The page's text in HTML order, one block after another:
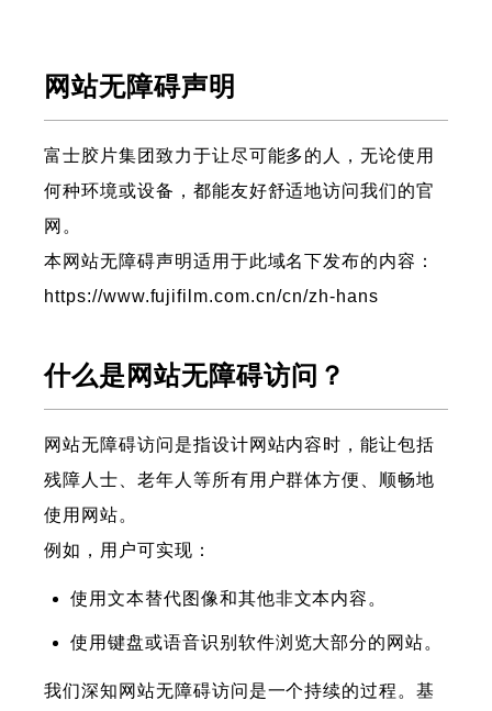
网站无障碍声明
富士胶片集团致力于让尽可能多的人，无论使用
何种环境或设备，都能友好舒适地访问我们的官
网。
本网站无障碍声明适用于此域名下发布的内容：
https://www.fujifilm.com.cn/cn/zh-hans
什么是网站无障碍访问？
网站无障碍访问是指设计网站内容时，能让包括
残障人士、老年人等所有用户群体方便、顺畅地
使用网站。
例如，用户可实现：
使用文本替代图像和其他非文本内容。
使用键盘或语音识别软件浏览大部分的网站。
我们深知网站无障碍访问是一个持续的过程。基